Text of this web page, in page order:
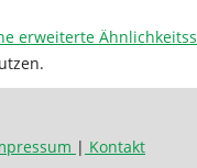
erweiterte
| Kontakt